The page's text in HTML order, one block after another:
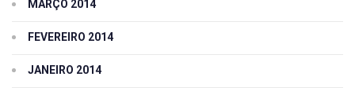
MARÇO 2014
FEVEREIRO 2014
JANEIRO 2014